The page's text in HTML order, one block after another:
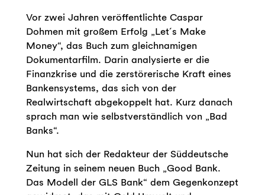
Vor zwei Jahren veröffentlichte Caspar
Dohmen mit großem Erfolg „Let´s Make
Money“, das Buch zum gleichnamigen
Dokumentarfilm. Darin analysierte er die
Finanzkrise und die zerstörerische Kraft eines
Bankensystems, das sich von der
Realwirtschaft abgekoppelt hat. Kurz danach
sprach man wie selbstverständlich von „Bad
Banks“.
Nun hat sich der Redakteur der Süddeutsche
Zeitung in seinem neuen Buch „Good Bank.
Das Modell der GLS Bank“ dem Gegenkonzept